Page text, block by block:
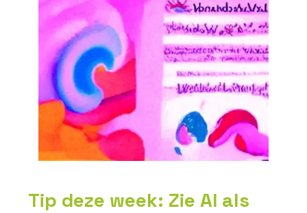
Tip deze week: Zie AI als